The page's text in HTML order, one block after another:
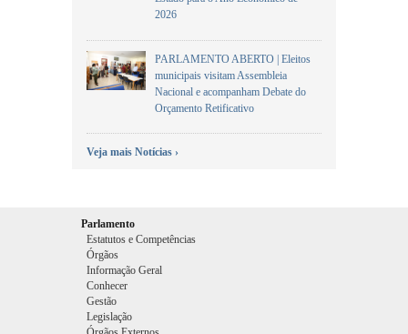
2026
PARLAMENTO ABERTO | Eleitos
municipais visitam Assembleia
Nacional e acompanham Debate do
Orçamento Retificativo
Veja mais Notícias ›
Parlamento
Estatutos e Competências
Órgãos
Informação Geral
Conhecer
Gestão
Legislação